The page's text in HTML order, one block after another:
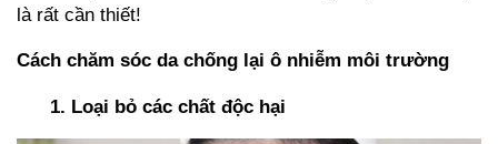
là rất cần thiết!
Cách chăm sóc da chống lại ô nhiễm môi trường
1. Loại bỏ các chất độc hại